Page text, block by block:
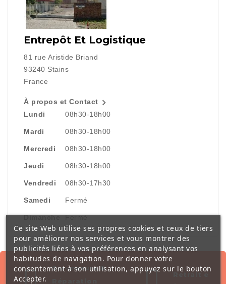
Entrepôt Et Logistique
81 rue Aristide Briand
93240 Stains
France
À propos et Contact 
Lundi 08h30-18h00
Mardi 08h30-18h00
Mercredi 08h30-18h00
Jeudi 08h30-18h00
Vendredi 08h30-17h30
Samedi Fermé
Dimanche Fermé
Sur-mesure &
Retrait en
Ce site Web utilise ses propres cookies et ceux de tiers
pour améliorer nos services et vous montrer des
publicités liées à vos préférences en analysant vos
habitudes de navigation. Pour donner votre
consentement à son utilisation, appuyez sur le bouton
Accepter.